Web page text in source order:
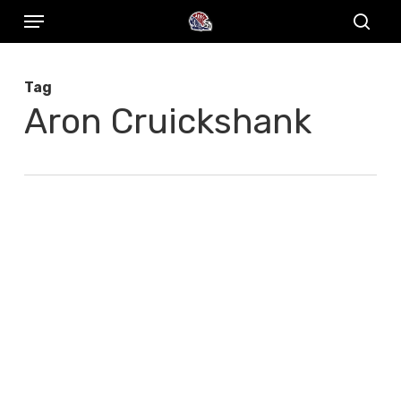
Skip
content
Menu
Tag
Aron Cruickshank